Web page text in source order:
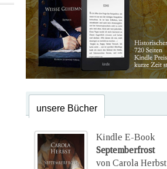
unsere Bücher
Kindle E-Book
Septemberfrost
von Carola Herbst